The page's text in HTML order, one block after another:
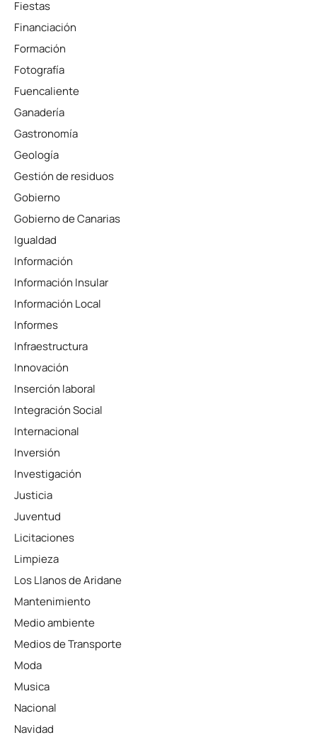
Fiestas
Financiación
Formación
Fotografía
Fuencaliente
Ganadería
Gastronomía
Geología
Gestión de residuos
Gobierno
Gobierno de Canarias
Igualdad
Información
Información Insular
Información Local
Informes
Infraestructura
Innovación
Inserción laboral
Integración Social
Internacional
Inversión
Investigación
Justicia
Juventud
Licitaciones
Limpieza
Los Llanos de Aridane
Mantenimiento
Medio ambiente
Medios de Transporte
Moda
Musica
Nacional
Navidad